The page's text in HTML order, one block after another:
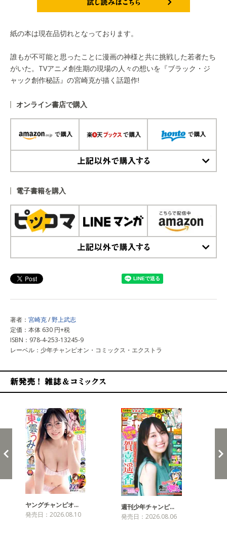
紙の本は現在品切れとなっております。
誰もが不可能と思ったことに漫画の神様と共に挑戦した若者たち
がいた。TVアニメ創生期の現場の人々の想いを『ブラック・ジ
ャック創作秘話』の宮崎克が描く話題作!
オンライン書店で購入
電子書籍を購入
著者： 宮崎克/野上武志
定価：本体 630 円+税
ISBN：978-4-253-13245-9
レーベル：少年チャンピオン・コミックス・エクストラ
ヤングチャンピオ…
発売日：2026.08.10
週刊少年チャンピ…
発売日：2026.08.06